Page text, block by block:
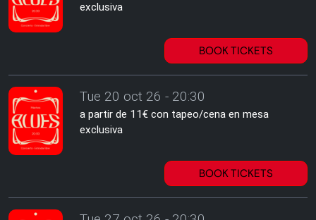
exclusiva
BOOK TICKETS
Tue 20 oct 26 - 20:30
a partir de 11€ con tapeo/cena en mesa
exclusiva
BOOK TICKETS